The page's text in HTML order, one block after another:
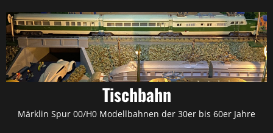
Inhalt
springen
Tischbahn
Märklin Spur 00/H0 Modellbahnen der 30er bis 60er Jahre